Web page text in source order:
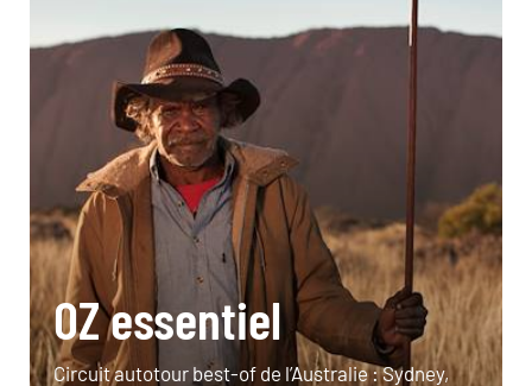
OZ essentiel
Circuit autotour best-of de l’Australie : Sydney,